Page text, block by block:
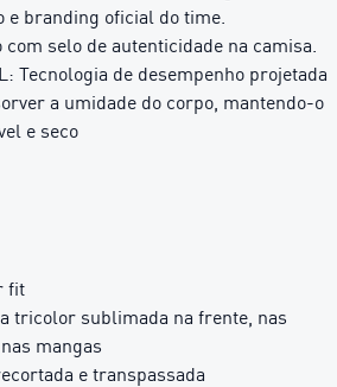
e branding oficial do time.
com selo de autenticidade na camisa.
Tecnologia de desempenho projetada
a umidade do corpo, mantendo-o
e seco
fit
tricolor sublimada na frente, nas
mangas
e transpassada